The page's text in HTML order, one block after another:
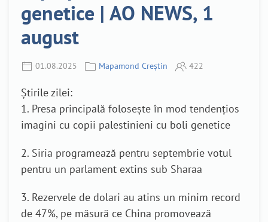
genetice | AO NEWS, 1
august
01.08.2025 Mapamond Creștin 422
Știrile zilei:
1. Presa principală folosește în mod tendențios
imagini cu copii palestinieni cu boli genetice
2. Siria programează pentru septembrie votul
pentru un parlament extins sub Sharaa
3. Rezervele de dolari au atins un minim record
de 47%, pe măsură ce China promovează